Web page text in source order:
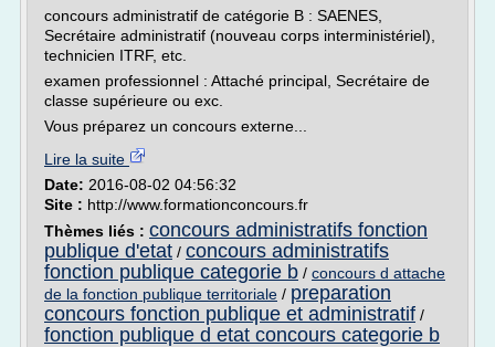
concours administratif de catégorie B : SAENES,
Secrétaire administratif (nouveau corps interministériel),
technicien ITRF, etc.
examen professionnel : Attaché principal, Secrétaire de
classe supérieure ou exc.
Vous préparez un concours externe...
Lire la suite
Date: 2016-08-02 04:56:32
Site : http://www.formationconcours.fr
Thèmes liés : concours administratifs fonction
publique d'etat / concours administratifs
fonction publique categorie b / concours d attache
de la fonction publique territoriale / preparation
concours fonction publique et administratif /
fonction publique d etat concours categorie b